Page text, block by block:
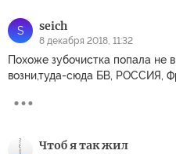
S seich
8 декабря 2018, 11:32
Похоже зубочистка попала не
возни,туда-сюда БВ, РОССИЯ,
Чтоб я так жил